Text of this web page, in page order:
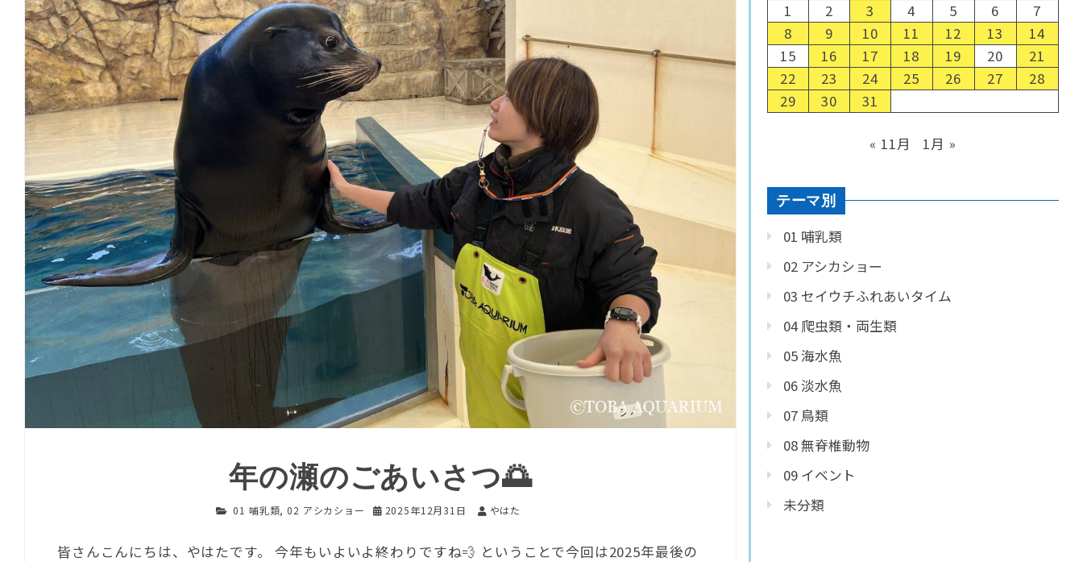
年の瀬のごあいさつ🌅
01 哺乳類,02 アシカショー 2025年12月31日 やはた
皆さんこんにちは、やはたです。 今年もいよいよ終わりですね💨 ということで今回は2025年最後の
1
2 3 4 5 6
7
8
9 10 11 12 13
14
15
16 17 18 19 20
21
22
23 24 25 26 27
28
29
30 31
« 11月 1月 »
テーマ別
01 哺乳類
02 アシカショー
03 セイウチふれあいタイム
04 爬虫類・両生類
05 海水魚
06 淡水魚
07 鳥類
08 無脊椎動物
09 イベント
未分類